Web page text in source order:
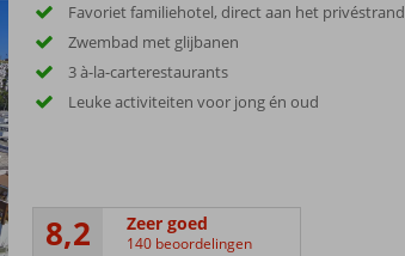
Favoriet familiehotel, direct aan het privéstrand
Zwembad met glijbanen
3 à-la-carterestaurants
Leuke activiteiten voor jong én oud
8,2 Zeer goed
140 beoordelingen